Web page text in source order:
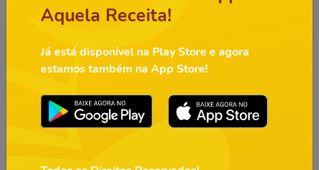
gergelim a gosto.
Comentários5
Aquela Receita!
Já está disponível na Play Store e agora
estamos também na App Store!